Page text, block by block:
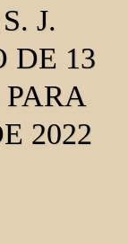
J.
DE 13
2022